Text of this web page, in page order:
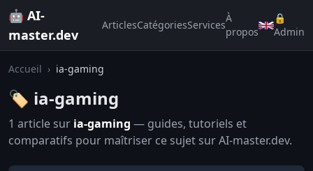
🤖 AI-
master.dev
ArticlesCatégoriesServices
À
propos
🔒
Admin
Accueil › ia-gaming
🏷️ ia-gaming
1 article sur ia-gaming — guides, tutoriels et
comparatifs pour maîtriser ce sujet sur AI-master.dev.